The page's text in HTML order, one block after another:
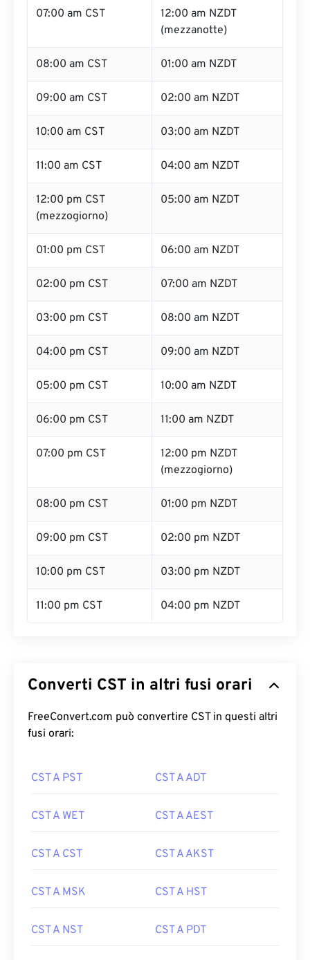
07:00 am CST
12:00 am NZDT
(mezzanotte)
08:00 am CST 01:00 am NZDT
09:00 am CST 02:00 am NZDT
10:00 am CST 03:00 am NZDT
11:00 am CST 04:00 am NZDT
12:00 pm CST
(mezzogiorno)
05:00 am NZDT
01:00 pm CST 06:00 am NZDT
02:00 pm CST 07:00 am NZDT
03:00 pm CST 08:00 am NZDT
04:00 pm CST 09:00 am NZDT
05:00 pm CST 10:00 am NZDT
06:00 pm CST 11:00 am NZDT
07:00 pm CST
12:00 pm NZDT
(mezzogiorno)
08:00 pm CST 01:00 pm NZDT
09:00 pm CST 02:00 pm NZDT
10:00 pm CST 03:00 pm NZDT
11:00 pm CST 04:00 pm NZDT
Converti CST in altri fusi orari
FreeConvert.com può convertire CST in questi altri
fusi orari:
CST A PST CST A ADT
CST A WET CST A AEST
CST A CST CST A AKST
CST A MSK CST A HST
CST A NST CST A PDT